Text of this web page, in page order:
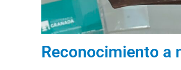
Reconocimiento a